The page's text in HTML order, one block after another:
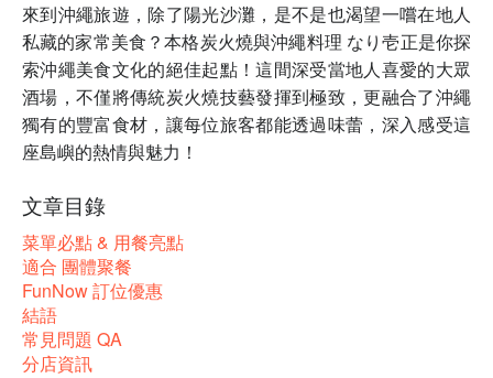
來到沖繩旅遊，除了陽光沙灘，是不是也渴望一嚐在地人
私藏的家常美食？本格炭火燒與沖繩料理 なり壱正是你探
索沖繩美食文化的絕佳起點！這間深受當地人喜愛的大眾
酒場，不僅將傳統炭火燒技藝發揮到極致，更融合了沖繩
獨有的豐富食材，讓每位旅客都能透過味蕾，深入感受這
座島嶼的熱情與魅力！
文章目錄
菜單必點 & 用餐亮點
適合 團體聚餐
FunNow 訂位優惠
結語
常見問題 QA
分店資訊